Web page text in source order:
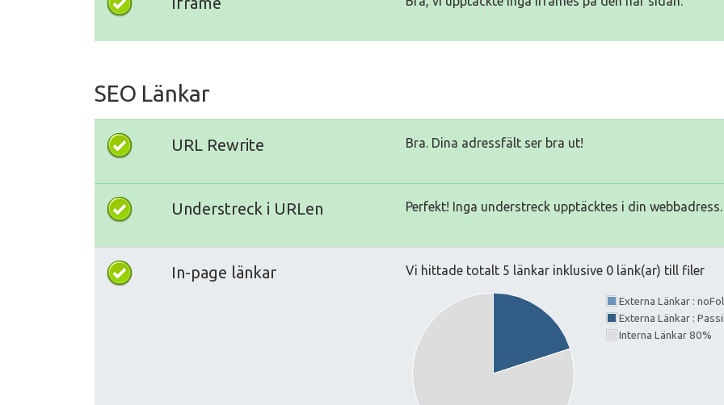
SEO Länkar
URL Rewrite Bra. Dina adressfält ser bra ut!
Understreck i URLen Perfekt! Inga understreck upptäcktes i din webbadress.
In-page länkar Vi hittade totalt 5 länkar inklusive 0 länk(ar) till filer
Externa Länkar :
Externa Länkar :
Interna Länkar 80%